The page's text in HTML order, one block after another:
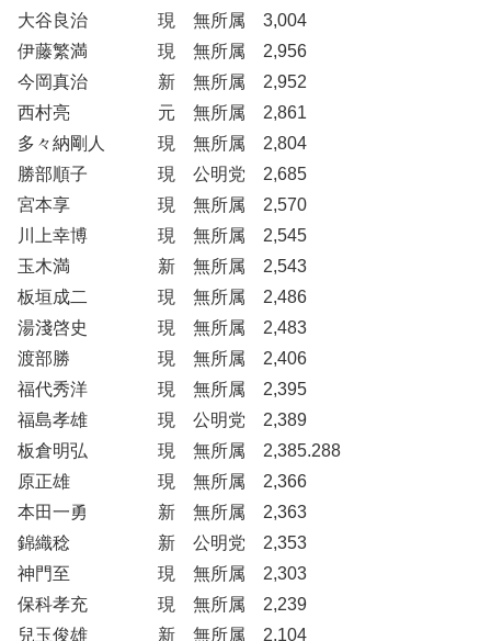
大谷良治 現 無所属 3,004
伊藤繁満 現 無所属 2,956
今岡真治 新 無所属 2,952
西村亮 元 無所属 2,861
多々納剛人 現 無所属 2,804
勝部順子 現 公明党 2,685
宮本享 現 無所属 2,570
川上幸博 現 無所属 2,545
玉木満 新 無所属 2,543
板垣成二 現 無所属 2,486
湯淺啓史 現 無所属 2,483
渡部勝 現 無所属 2,406
福代秀洋 現 無所属 2,395
福島孝雄 現 公明党 2,389
板倉明弘 現 無所属 2,385.288
原正雄 現 無所属 2,366
本田一勇 新 無所属 2,363
錦織稔 新 公明党 2,353
神門至 現 無所属 2,303
保科孝充 現 無所属 2,239
兒玉俊雄 新 無所属 2,104